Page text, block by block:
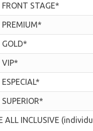
FRONT STAGE*
PREMIUM*
GOLD*
VIP*
ALL INCLUSIVE